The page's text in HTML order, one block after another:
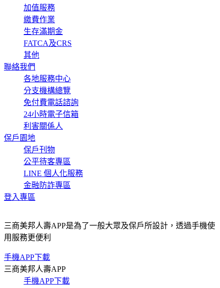
加值服務
繳費作業
生存滿期金
FATCA及CRS
其他
聯絡我們
各地服務中心
分支機構總覽
免付費電話諮詢
24小時電子信箱
利害關係人
保戶園地
保戶刊物
公平待客專區
LINE 個人化服務
金融防詐專區
登入專區
三商美邦人壽APP是為了一般大眾及保戶所設計，透過手機使
用服務更便利
手機APP下載
三商美邦人壽APP
手機APP下載